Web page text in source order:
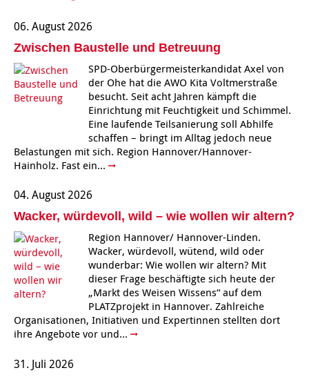
Kindertagesstätte Schneiderberg
Kindertagesstätte Sylter Weg
Kindertagesstätte Tresckowstraße
Kindertagesstätte Voltmerstraße
Kindertagesstätte Wiehbergstraße
Offene Sprach-Sprechstunde
Familienzentrum
Kindertagesstätte Mühenkamp / Familienzentrum
Kindertagesstätte Petermannstraße /
Familienzentrum
Kindertagesstätte Pfarrlandplatz
Hör- und Sprachheilkindergarten Ratswiese
Kindertagesstätte Rosenbergstraße
Kindertagesstätte Schneiderberg
Kindertagesstätte Schweriner Straße /
Familienzentrum
Kindertagesstätte Sylter Weg
Kindertagesstätte Tresckowstraße
06. August 2026
Zwischen Baustelle und Betreuung
SPD-Oberbürgermeisterkandidat Axel von
der Ohe hat die AWO Kita Voltmerstraße
besucht. Seit acht Jahren kämpft die
Einrichtung mit Feuchtigkeit und Schimmel.
Eine laufende Teilsanierung soll Abhilfe
schaffen – bringt im Alltag jedoch neue
Belastungen mit sich. Region Hannover/Hannover-
Hainholz. Fast ein...
04. August 2026
Wacker, würdevoll, wild – wie wollen wir altern?
Region Hannover/ Hannover-Linden.
Wacker, würdevoll, wütend, wild oder
wunderbar: Wie wollen wir altern? Mit
dieser Frage beschäftigte sich heute der
„Markt des Weisen Wissens“ auf dem
PLATZprojekt in Hannover. Zahlreiche
Organisationen, Initiativen und Expertinnen stellten dort
ihre Angebote vor und...
31. Juli 2026